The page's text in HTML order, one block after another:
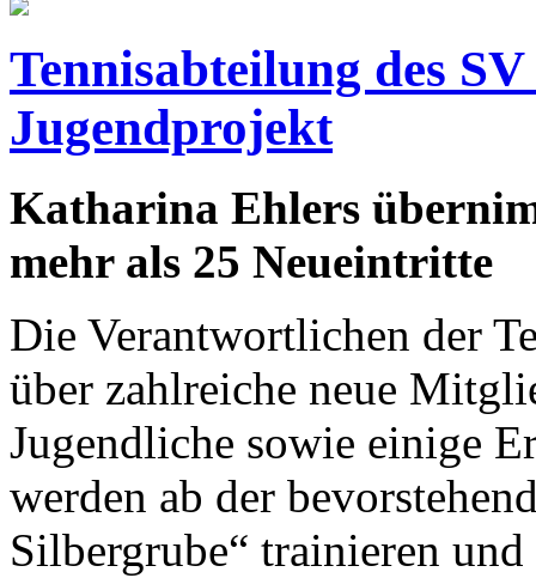
Tennisabteilung des
Jugendprojekt
Katharina Ehlers
mehr als 25 Neueintritte
Die Verantwortlichen der
über zahlreiche neue
Jugendliche sowie einige
werden ab der
Silbergrube“ trainieren